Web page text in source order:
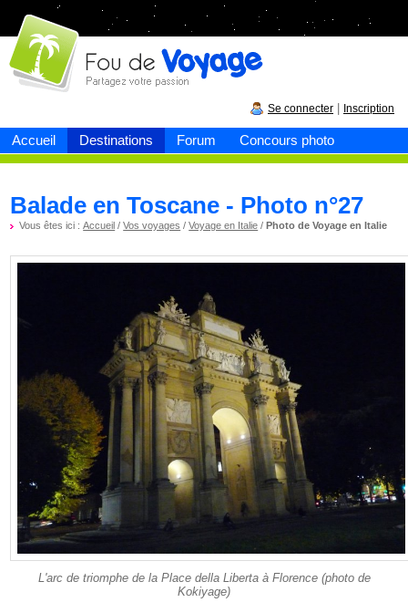
Accueil Destinations Forum Concours photo
Fou devoyage
Se connecter Inscription
Balade en Toscane - Photo n°27
Vous êtes ici :Accueil /Vos voyages /Voyage en Italie /Photo de Voyage en Italie
L'arc de triomphe de la Place della Liberta à Florence (photo de
Kokiyage)